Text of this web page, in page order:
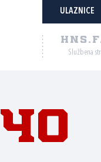
ULAZNICE
Službena
40